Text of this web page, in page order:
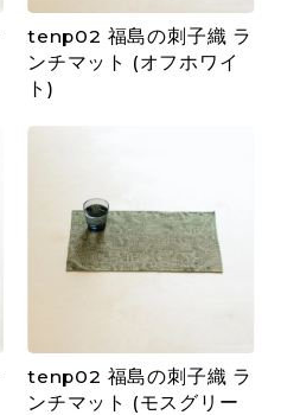
tenp02 福島の刺子織 ラ
ンチマット (オフホワイ
ト)
tenp02 福島の刺子織 ラ
ンチマット (モスグリー